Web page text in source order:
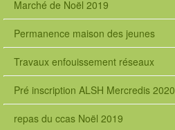
Marché de Noël 2019
Permanence maison des jeunes
Travaux enfouissement réseaux
Pré inscription ALSH Mercredis 2020
repas du ccas Noël 2019